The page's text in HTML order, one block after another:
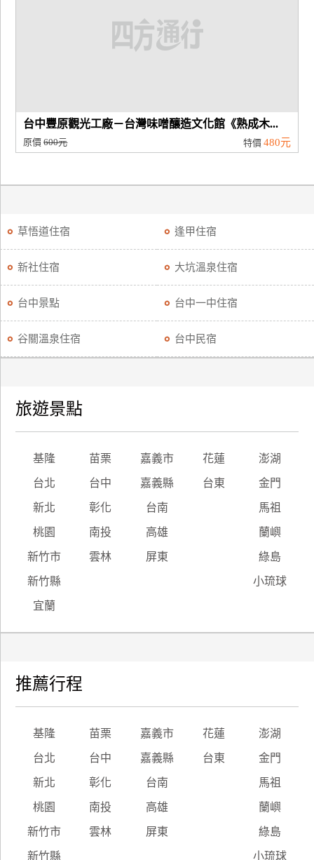
台中豐原觀光工廠－台灣味噌釀造文化館《熟成木...
原價600元 特價 480元
草悟道住宿 逢甲住宿
新社住宿 大坑溫泉住宿
台中景點 台中一中住宿
谷關溫泉住宿 台中民宿
旅遊景點
基隆 苗栗 嘉義市 花蓮 澎湖
台北 台中 嘉義縣 台東 金門
新北 彰化 台南 馬祖
桃園 南投 高雄 蘭嶼
新竹市 雲林 屏東 綠島
新竹縣 小琉球
宜蘭
推薦行程
基隆 苗栗 嘉義市 花蓮 澎湖
台北 台中 嘉義縣 台東 金門
新北 彰化 台南 馬祖
桃園 南投 高雄 蘭嶼
新竹市 雲林 屏東 綠島
新竹縣 小琉球